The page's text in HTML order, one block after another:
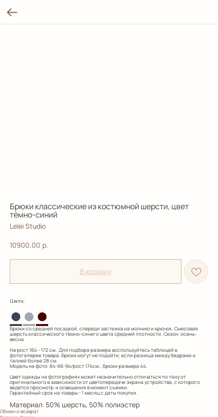
Брюки классические из костюмной шерсти, цвет
тёмно-синий
Lelei Studio
10900,00 р.
В корзину
Цвета:
●●●
Брюки со средней посадкой, спереди застежка на молнию и крючок. Смесовая
шерсть классического тёмно-синего цвета средней плотности. Сезон: осень-
весна.
На рост 164 - 172 см. Для подбора размера воспользуйтесь таблицей в
фотогалерее товара. Брюки могут не подойти, если разница между бедрами и
талией более 28 см.
Модель на фото: 84-66-94/рост 174см., брюки размера 44.
Цвет одежды на фотографиях может незначительно отличаться по тону от
оригинального в зависимости от цветопередачи экрана устройства, с которого
ведется просмотр и освещения в момент съемки.
Гарантийный срок на товары - 1 месяц с даты покупки.
Материал: 50% шерсть, 50% полиэстер
Обмен и возврат